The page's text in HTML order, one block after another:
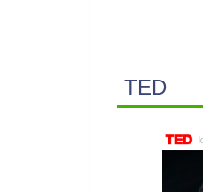
TED